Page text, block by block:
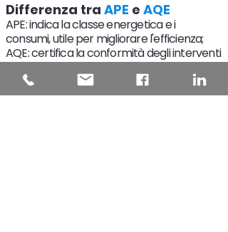
Differenza tra APE e AQE
APE: indica la classe energetica e i
consumi, utile per migliorare l'efficienza;
AQE: certifica la conformità degli interventi
eseguiti ai requisiti energetici.
Quando e da chi deve essere